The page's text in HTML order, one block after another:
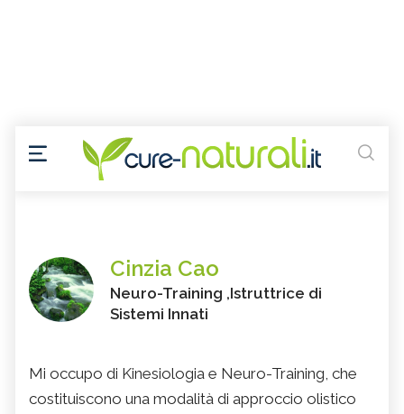
Cinzia Cao
Neuro-Training ,Istruttrice di
Sistemi Innati
Mi occupo di Kinesiologia e Neuro-Training, che
costituiscono una modalità di approccio olistico